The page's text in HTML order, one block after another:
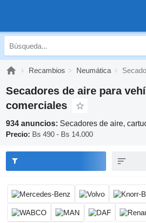
Recambios Neumática
Secadores de aire para
comerciales
934 anuncios: Secadores de aire,
Precio: Bs 490 - Bs 14.000